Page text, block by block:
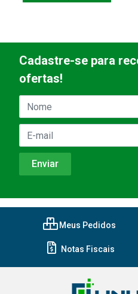
Cadastre-se para
ofertas!
Meus Pedidos
Notas Fiscais